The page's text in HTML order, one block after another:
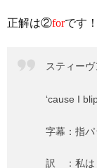
正解は②forです！
スティー
‘cause I
字幕：指
訳 ：私は